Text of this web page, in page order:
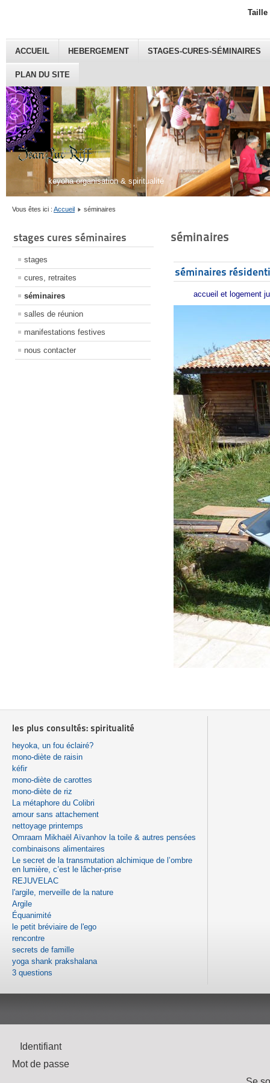
keyoha organisation & spiritualité
ACCUEIL HEBERGEMENT STAGES-CURES-SÉMINAIRES
PLAN DU SITE
Taille
Vous êtes ici : Accueil séminaires
stages cures séminaires
stages
cures, retraites
séminaires
salles de réunion
manifestations festives
nous contacter
séminaires
séminaires
accueil et logement
les plus consultés: spiritualité
heyoka, un fou éclairé?
mono-diète de raisin
kéfir
mono-diète de carottes
mono-diète de riz
La métaphore du Colibri
amour sans attachement
nettoyage printemps
Omraam Mikhaël Aïvanhov la toile & autres pensées
combinaisons alimentaires
Le secret de la transmutation alchimique de l’ombre
en lumière, c’est le lâcher-prise
REJUVELAC
l'argile, merveille de la nature
Argile
Équanimité
le petit bréviaire de l'ego
rencontre
secrets de famille
yoga shank prakshalana
3 questions
Identifiant
Mot de passe